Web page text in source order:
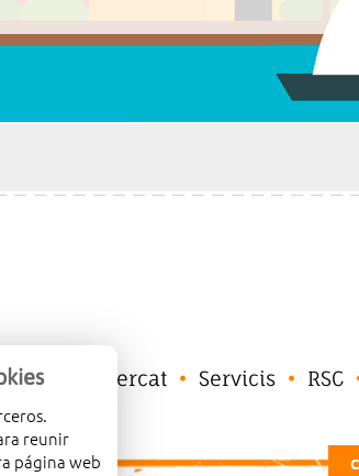
Mercat Servicis RSC
reunir
página web